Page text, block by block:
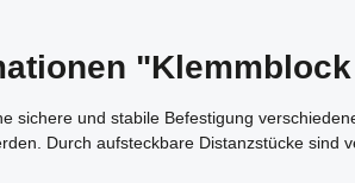
sichere und stabile Befestigung
Durch aufsteckbare Distanzstücke sind